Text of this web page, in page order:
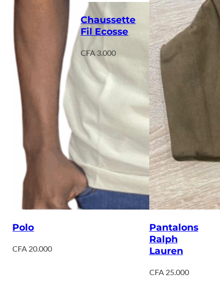
Polo
CFA 20.000
Chaussette
Fil Ecosse
CFA 3.000
Pantalons
Ralph
Lauren
CFA 25.000